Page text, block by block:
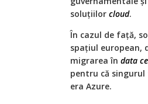
soluțiilor cloud.
În cazul de față,
spațiul european,
migrarea în data
pentru că
era Azure.